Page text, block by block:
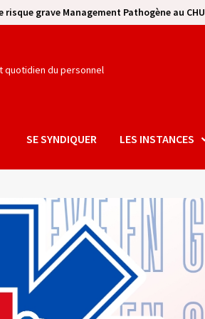
risque grave Management Pathogène au CHU
quotidien du personnel
SE SYNDIQUER LES INSTANCES